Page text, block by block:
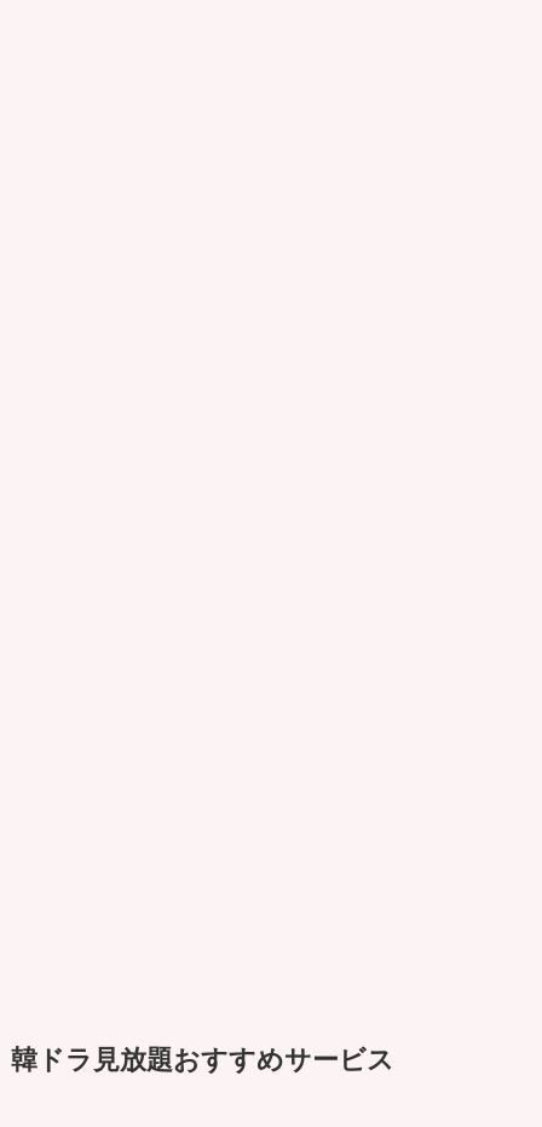
韓ドラ見放題おすすめサービス